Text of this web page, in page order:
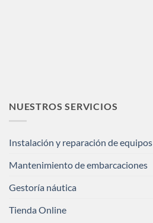
NUESTROS SERVICIOS
Instalación y reparación de equipos
Mantenimiento de embarcaciones
Gestoría náutica
Tienda Online